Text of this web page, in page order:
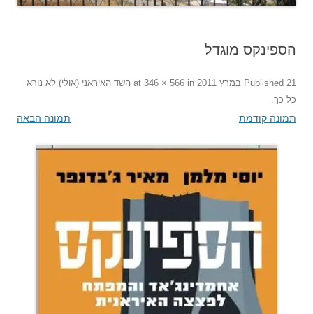
הספינקס מוגדל
Published 21 במרץ 2011 346 × 566 in
השד האיראני (אולי) לא נורא
כל כך
תמונה קודמת תמונה הבאה